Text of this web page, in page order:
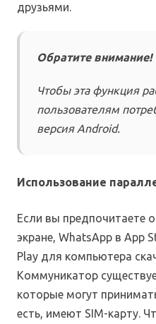
друзьями.
Обратите внимание!
Чтобы эта функция
пользователям
версия Android.
Использование
Если вы предпочитаете
экране, WhatsApp в App
Play для компьютера
Коммуникатор
которые могут
есть, имеют SIM-карту.